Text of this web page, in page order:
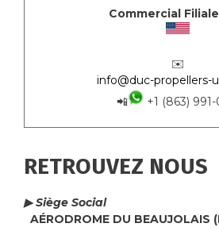
Commercial
✉️
info@duc-propellers-
📲
+1 (863) 991-
RETROUVEZ NOUS
▶ Siège Social
AÉRODROME DU BEAUJOLAIS